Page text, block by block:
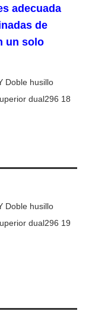
adecuada
de
un solo